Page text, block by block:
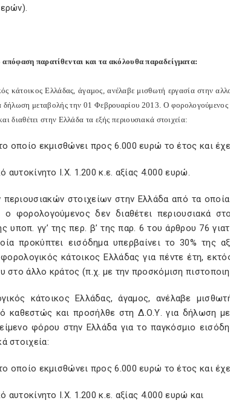
παρατίθενται και τα ακόλουθα παραδείγματα:
κάτοικος Ελλάδας, άγαμος, ανέλαβε μισθωτή εργασία στην
δήλωση μεταβολής την 01 Φεβρουαρίου 2013. Ο φορολογούμενος
διαθέτει στην Ελλάδα τα εξής περιουσιακά στοιχεία:
οποίο εκμισθώνει προς 6.000 ευρώ το έτος και
αυτοκίνητο Ι.Χ. 1.200 κ.ε. αξίας 4.000 ευρώ.
περιουσιακών στοιχείων στην Ελλάδα από τα
φορολογούμενος δεν διαθέτει περιουσιακά
υποπ. γγ’ της περ. β’ της παρ. 6 του άρθρου 76
προκύπτει εισόδημα υπερβαίνει το 30% της
κάτοικος Ελλάδας για πέντε έτη,
στο άλλο κράτος (π.χ. με την προσκόμιση
κάτοικος Ελλάδας, άγαμος, ανέλαβε
καθεστώς και προσήλθε στη Δ.Ο.Υ. για δήλωση
φόρου στην Ελλάδα για το παγκόσμιο
στοιχεία:
οποίο εκμισθώνει προς 6.000 ευρώ το έτος και
αυτοκίνητο Ι.Χ. 1.200 κ.ε. αξίας 4.000 ευρώ και